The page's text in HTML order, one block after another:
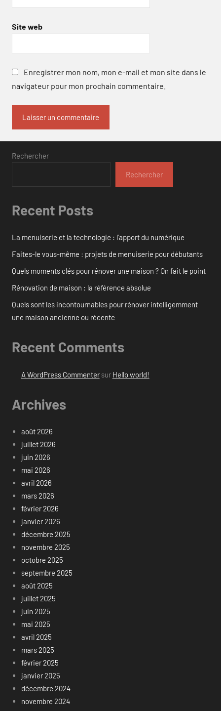
Site web
Enregistrer mon nom, mon e-mail et mon site dans le
navigateur pour mon prochain commentaire.
Rechercher
Rechercher
Recent Posts
La menuiserie et la technologie : l’apport du numérique
Faites-le vous-même : projets de menuiserie pour débutants
Quels moments clés pour rénover une maison ? On fait le point
Rénovation de maison : la référence absolue
Quels sont les incontournables pour rénover intelligemment
une maison ancienne ou récente
Recent Comments
A WordPress Commentersur Hello world!
Archives
août 2026
juillet 2026
juin 2026
mai 2026
avril 2026
mars 2026
février 2026
janvier 2026
décembre 2025
novembre 2025
octobre 2025
septembre 2025
août 2025
juillet 2025
juin 2025
mai 2025
avril 2025
mars 2025
février 2025
janvier 2025
décembre 2024
novembre 2024